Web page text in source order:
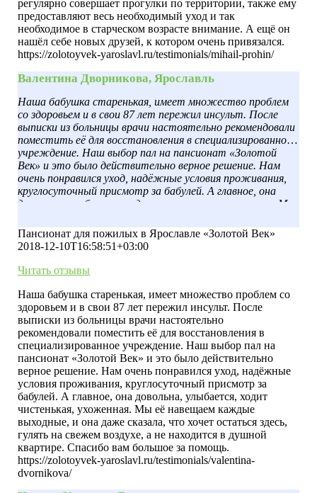
регулярно совершает прогулки по территории, также ему
предоставляют весь необходимый уход и так
необходимое в старческом возрасте внимание. А ещё он
нашёл себе новых друзей, к котором очень привязался.
https://zolotoyvek-yaroslavl.ru/testimonials/mihail-prohin/
Валентина Дворникова, Ярославль
Наша бабушка старенькая, имеет множество проблем
со здоровьем и в свои 87 лет пережил инсульт. После
выписки из больницы врачи настоятельно рекомендовали
поместить её для восстановления в специализированное
учреждение. Наш выбор пал на пансионат «Золотой
Век» и это было действительно верное решение. Нам
очень понравился уход, надёжные условия проживания,
круглосуточный присмотр за бабулей. А главное, она
довольна, улыбается, ходит чистенькая, ухоженная. Мы
хочет остаться здесь, гулять на свежем воздухе, а не
находится в душной квартире. Спасибо вам большое за
Пансионат для пожилых в Ярославле «Золотой Век»
2018-12-10T16:58:51+03:00
Читать отзывы
Наша бабушка старенькая, имеет множество проблем со
здоровьем и в свои 87 лет пережил инсульт. После
выписки из больницы врачи настоятельно
рекомендовали поместить её для восстановления в
специализированное учреждение. Наш выбор пал на
пансионат «Золотой Век» и это было действительно
верное решение. Нам очень понравился уход, надёжные
условия проживания, круглосуточный присмотр за
бабулей. А главное, она довольна, улыбается, ходит
чистенькая, ухоженная. Мы её навещаем каждые
выходные, и она даже сказала, что хочет остаться здесь,
гулять на свежем воздухе, а не находится в душной
квартире. Спасибо вам большое за помощь.
https://zolotoyvek-yaroslavl.ru/testimonials/valentina-
dvornikova/